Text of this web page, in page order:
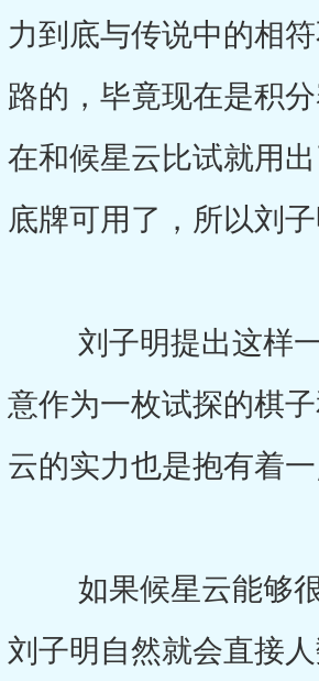
力到底与传说中的相
路的，毕竟现在是积
在和候星云比试就用
底牌可用了，所以刘
刘子明提出这样一
意作为一枚试探的棋
云的实力也是抱有着
如果候星云能够很
刘子明自然就会直接